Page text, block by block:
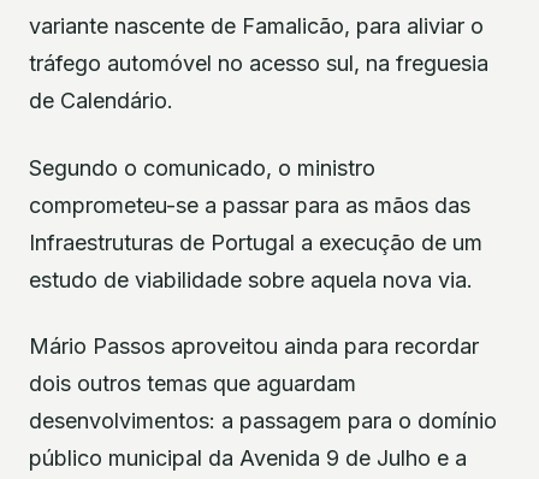
variante nascente de Famalicão, para aliviar o
tráfego automóvel no acesso sul, na freguesia
de Calendário.
Segundo o comunicado, o ministro
comprometeu-se a passar para as mãos das
Infraestruturas de Portugal a execução de um
estudo de viabilidade sobre aquela nova via.
Mário Passos aproveitou ainda para recordar
dois outros temas que aguardam
desenvolvimentos: a passagem para o domínio
público municipal da Avenida 9 de Julho e a